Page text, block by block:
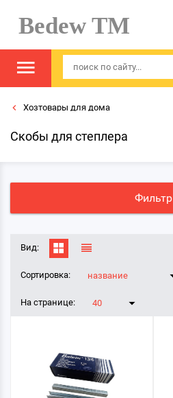
Bedew TM
Хозтовары для дома
Скобы для степлера
Фильтр
Вид:
Сортировка: название
На странице: 40